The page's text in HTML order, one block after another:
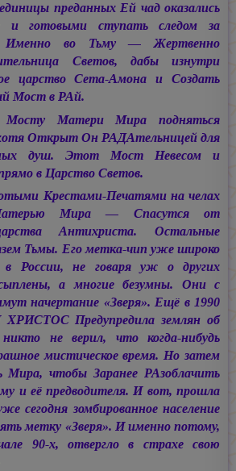
преданных Ей чад оказались
и готовыми ступать следом за
во Тьму — Жертвенно
Светов, дабы изнутри
царство Сета-Амона и Создать
Мост в РАй.
Мосту Матери Мира подняться
Открыт Он РАДАтельницей для
душ. Этот Мост Невесом и
в Царство Светов.
Крестами-Печатями на челах
Мира — Спасутся от
Антихриста. Остальные
Тьмы. Его метка-чип уже широко
в России, не говаря уж о других
а многие безумны. Они с
начертание «Зверя». Ещё в 1990
ХРИСТОСПредупредила землян об
не верил, что когда-нибудь
мистическое время. Но затем
Мира, чтобы Заранее РАзоблачить
и её предводителя. И вот, прошла
сегодня зомбированное население
метку «Зверя». И именно потому,
90-х, отвергло в страхе свою